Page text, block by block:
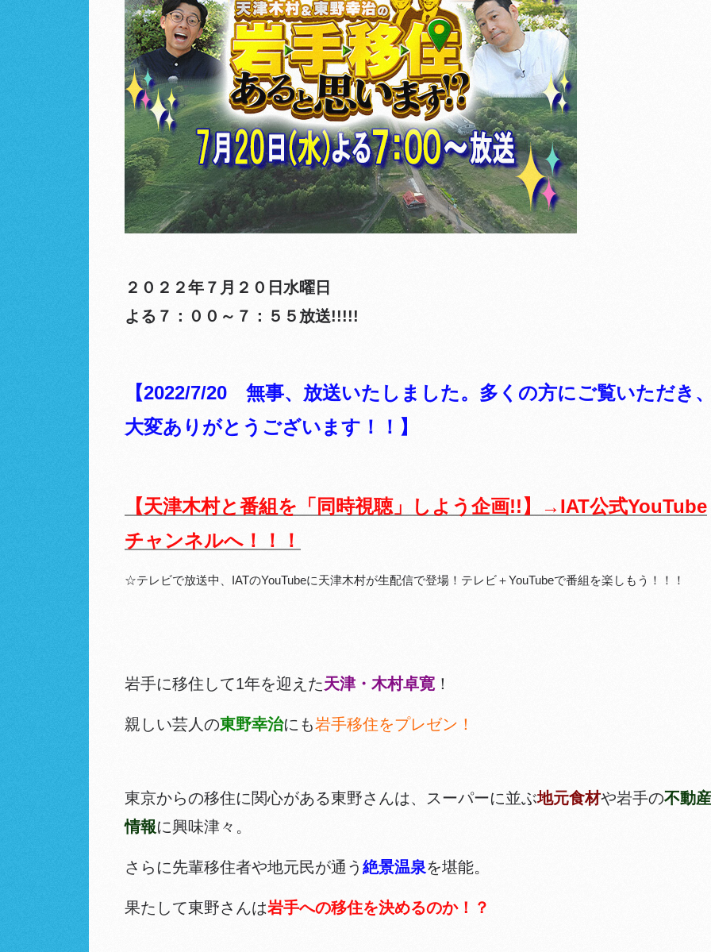
２０２２年７月２０日水曜日
よる７：００～７：５５放送!!!!!
【2022/7/20 無事、放送いたしました。多くの方にご覧いただき
大変ありがとうございます！！】
【天津木村と番組を「同時視聴」しよう企画!!】→IAT公式YouTube
チャンネルへ！！！
☆テレビで放送中、IATのYouTubeに天津木村が生配信で登場！テレビ＋YouTubeで番組を楽しもう！！！
岩手に移住して1年を迎えた天津・木村卓寛！
親しい芸人の東野幸治にも岩手移住をプレゼン！
東京からの移住に関心がある東野さんは、スーパーに並ぶ地元食材や岩手の不動産
情報に興味津々。
さらに先輩移住者や地元民が通う 絶景温泉を堪能。
果たして東野さんは岩手への移住を決めるのか！？